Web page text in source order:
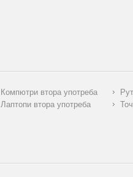
Компютри втора употреба
Лаптопи втора употреба